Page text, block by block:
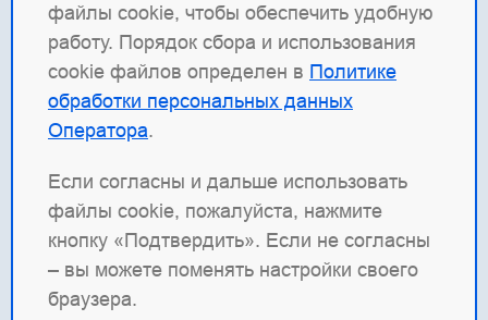
файлы cookie, чтобы обеспечить удобную
работу. Порядок сбора и использования
cookie файлов определен в Политике
обработки персональных данных
Оператора.
Если согласны и дальше использовать
файлы cookie, пожалуйста, нажмите
кнопку «Подтвердить». Если не согласны
– вы можете поменять настройки своего
браузера.
Angie Software(ООО "Веб-Сервер") — российская
ИТ-компания, которая развивает решения для
высоконагруженных систем. Среди наших
продуктов: система балансировки
(контроллер доставки приложений), веб-сервер
Angie PROиAngie Ingress Controller(ANIC) —
решение для управления трафиком
контейнеризированных приложений в Kubernetes.
Наша отдельная гордость — веб-сервер с
открытым кодом